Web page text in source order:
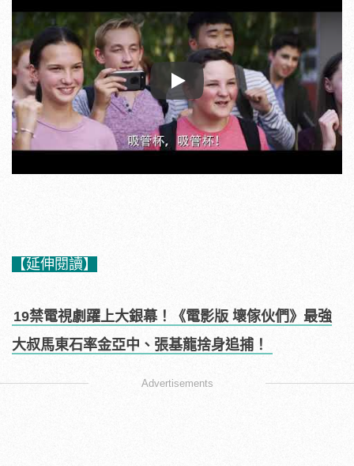
Play
【延伸閱讀】
19禁電視劇躍上大銀幕！《電影版 壞傢伙們》最強
大叔馬東石率金亞中、張基龍捨身追捕！
Advertisements